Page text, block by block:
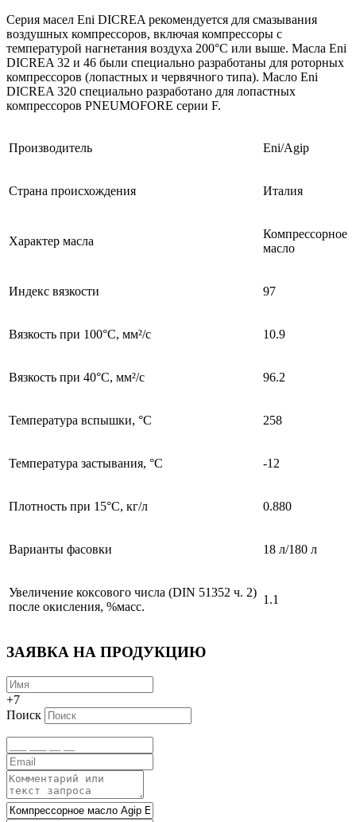
Серия масел Eni DICREA рекомендуется для смазывания
воздушных компрессоров, включая компрессоры с
температурой нагнетания воздуха 200°С или выше. Масла Eni
DICREA 32 и 46 были специально разработаны для роторных
компрессоров (лопастных и червячного типа). Масло Eni
DICREA 320 специально разработано для лопастных
компрессоров PNEUMOFORE серии F.
Производитель Eni/Agip
Страна происхождения Италия
Характер масла
Компрессорное
масло
Индекс вязкости 97
Вязкость при 100°С, мм²/с 10.9
Вязкость при 40°С, мм²/с 96.2
Температура вспышки, °C 258
Температура застывания, °C -12
Плотность при 15°С, кг/л 0.880
Варианты фасовки 18 л/180 л
Увеличение коксового числа (DIN 51352 ч. 2)
после окисления, %масс.
1.1
ЗАЯВКА НА ПРОДУКЦИЮ
+7
Поиск